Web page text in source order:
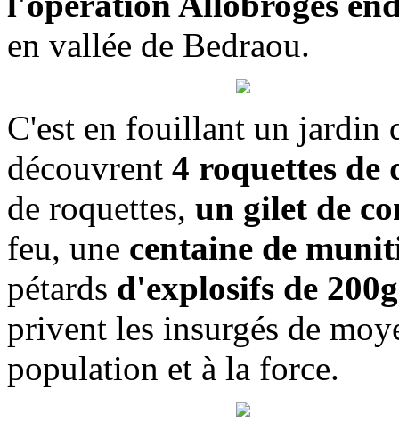
en vallée de Bedraou.
C'est en fouillant un jardin
découvrent 4 roquettes de
de roquettes, un gilet de
feu, une centaine de
pétards d'explosifs de
privent les insurgés de
population et à la force.